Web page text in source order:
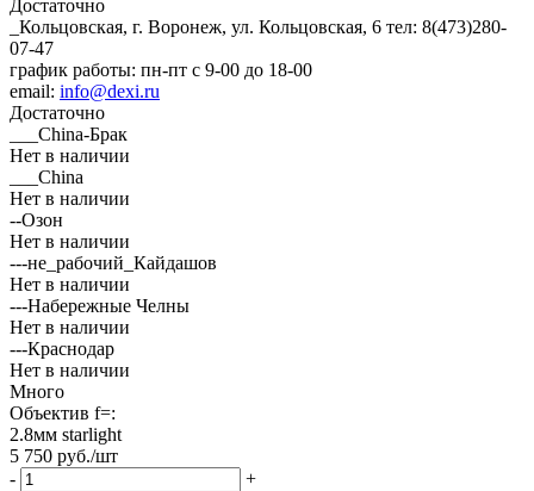
Достаточно
_Кольцовская, г. Воронеж, ул. Кольцовская, 6 тел: 8(473)280-
07-47
график работы: пн-пт с 9-00 до 18-00
email: info@dexi.ru
Достаточно
___China-Брак
Нет в наличии
___China
Нет в наличии
--Озон
Нет в наличии
---не_рабочий_Кайдашов
Нет в наличии
---Набережные Челны
Нет в наличии
---Краснодар
Нет в наличии
Много
Объектив f=:
2.8мм starlight
5 750 руб./шт
-
+